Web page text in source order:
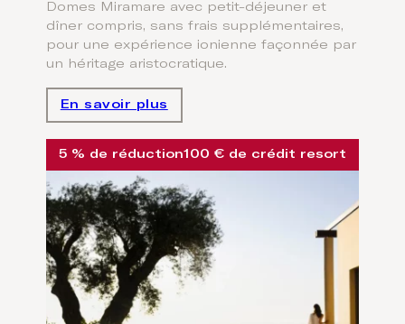
Domes Miramare avec petit-déjeuner et
dîner compris, sans frais supplémentaires,
pour une expérience ionienne façonnée par
un héritage aristocratique.
En savoir plus
5 % de réduction100 € de crédit resort